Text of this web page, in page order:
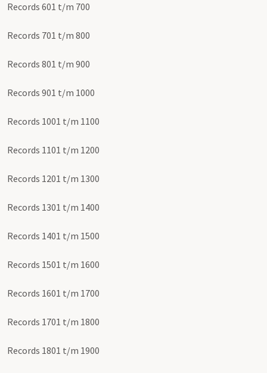
Records 601 t/m 700
Records 701 t/m 800
Records 801 t/m 900
Records 901 t/m 1000
Records 1001 t/m 1100
Records 1101 t/m 1200
Records 1201 t/m 1300
Records 1301 t/m 1400
Records 1401 t/m 1500
Records 1501 t/m 1600
Records 1601 t/m 1700
Records 1701 t/m 1800
Records 1801 t/m 1900